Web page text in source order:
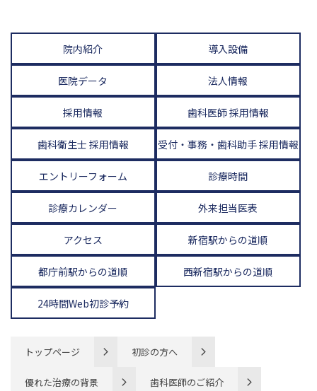
院内紹介 導入設備
医院データ 法人情報
採用情報 歯科医師 採用情報
歯科衛生士 採用情報 受付・事務・歯科助手 採用情報
エントリーフォーム 診療時間
診療カレンダー 外来担当医表
アクセス 新宿駅からの道順
都庁前駅からの道順 西新宿駅からの道順
24時間Web初診予約
トップページ 初診の方へ
優れた治療の背景 歯科医師のご紹介